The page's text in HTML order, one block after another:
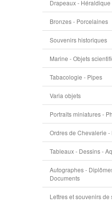
Drapeaux - Héraldique
Bronzes - Porcelaines
Souvenirs historiques
Marine - Objets
Tabacologie - Pipes
Varia objets
Portraits miniatures -
Ordres de Chevalerie
Tableaux - Dessins -
Autographes -
Documents
Lettres et souvenirs de